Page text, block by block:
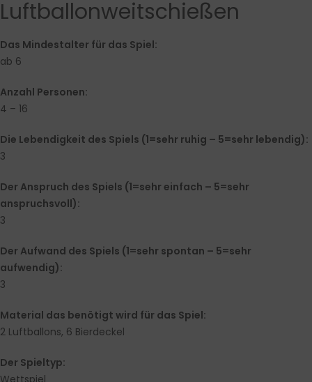
Luftballonweitschießen
Das Mindestalter für das Spiel:
ab 6
Anzahl Personen:
4 – 16
Die Lebendigkeit des Spiels (1=sehr ruhig – 5=sehr lebendig):
3
Der Anspruch des Spiels (1=sehr einfach – 5=sehr
anspruchsvoll):
3
Der Aufwand des Spiels (1=sehr spontan – 5=sehr
aufwendig):
3
Material das benötigt wird für das Spiel:
2 Luftballons, 6 Bierdeckel
Der Spieltyp: